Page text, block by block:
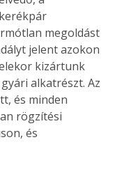
megoldást
jelent azokon
kizártunk
alkatrészt. Az
és minden
rögzítési
és